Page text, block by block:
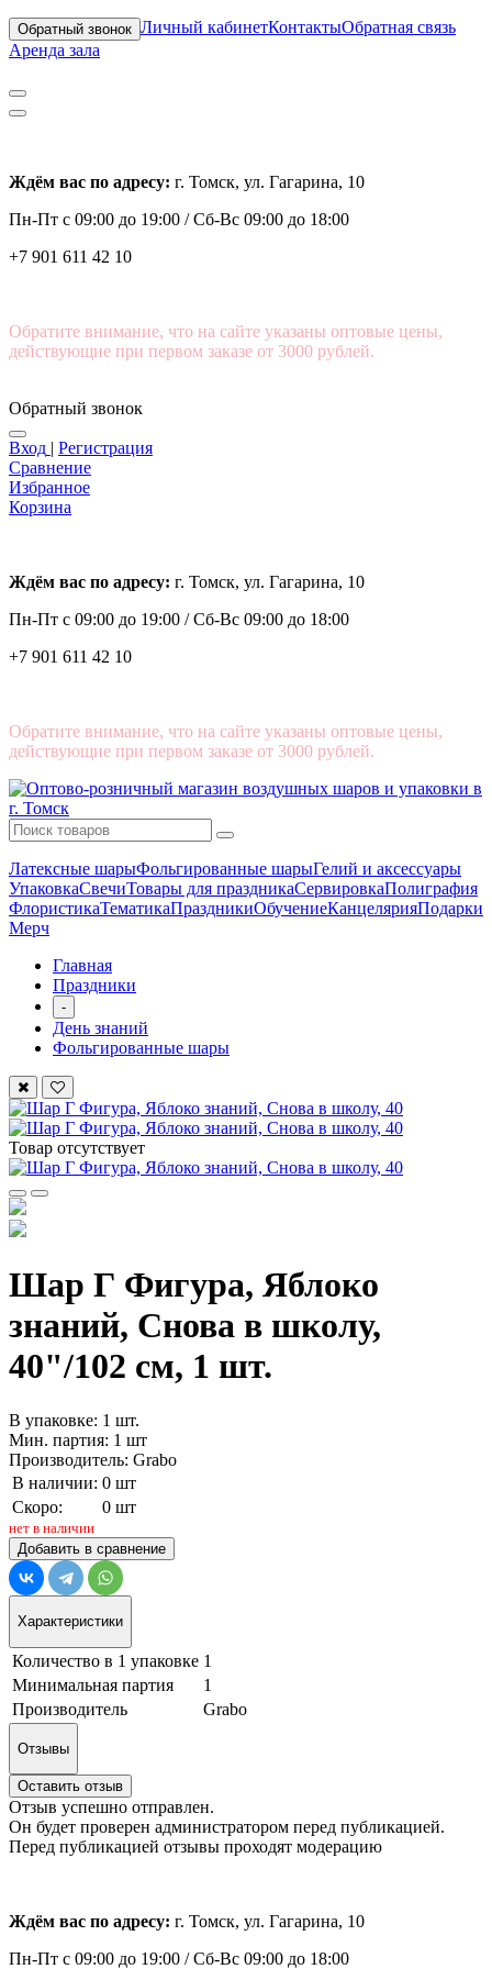
Обратный звонок Личный кабинетКонтактыОбратная связь
Аренда зала
Ждём вас по адресу: г. Томск, ул. Гагарина, 10
Пн-Пт с 09:00 до 19:00 /Сб-Вс 09:00 до 18:00
+7 901 611 42 10
Обратите внимание, что на сайте указаны оптовые цены,
действующие при первом заказе от 3000 рублей.
Обратный звонок
Вход | Регистрация
Сравнение
Избранное
Корзина
Ждём вас по адресу: г. Томск, ул. Гагарина, 10
Пн-Пт с 09:00 до 19:00 /Сб-Вс 09:00 до 18:00
+7 901 611 42 10
Обратите внимание, что на сайте указаны оптовые цены,
действующие при первом заказе от 3000 рублей.
Латексные шарыФольгированные шарыГелий и аксессуары
УпаковкаСвечиТовары для праздникаСервировкаПолиграфия
ФлористикаТематикаПраздникиОбучениеКанцелярияПодарки
Мерч
Главная
Праздники
-
День знаний
Фольгированные шары
Товар отсутствует
Шар Г Фигура, Яблоко
знаний, Снова в школу,
40"/102 см, 1 шт.
В упаковке: 1 шт.
Мин. партия: 1 шт
Производитель: Grabo
В наличии: 0 шт
Скоро:
0 шт
нет в наличии
Добавить в сравнение
Характеристики
Количество в 1 упаковке 1
Минимальная партия
1
Производитель
Grabo
Отзывы
Оставить отзыв
Отзыв успешно отправлен.
Он будет проверен администратором перед публикацией.
Перед публикацией отзывы проходят модерацию
Ждём вас по адресу: г. Томск, ул. Гагарина, 10
Пн-Пт с 09:00 до 19:00 /Сб-Вс 09:00 до 18:00